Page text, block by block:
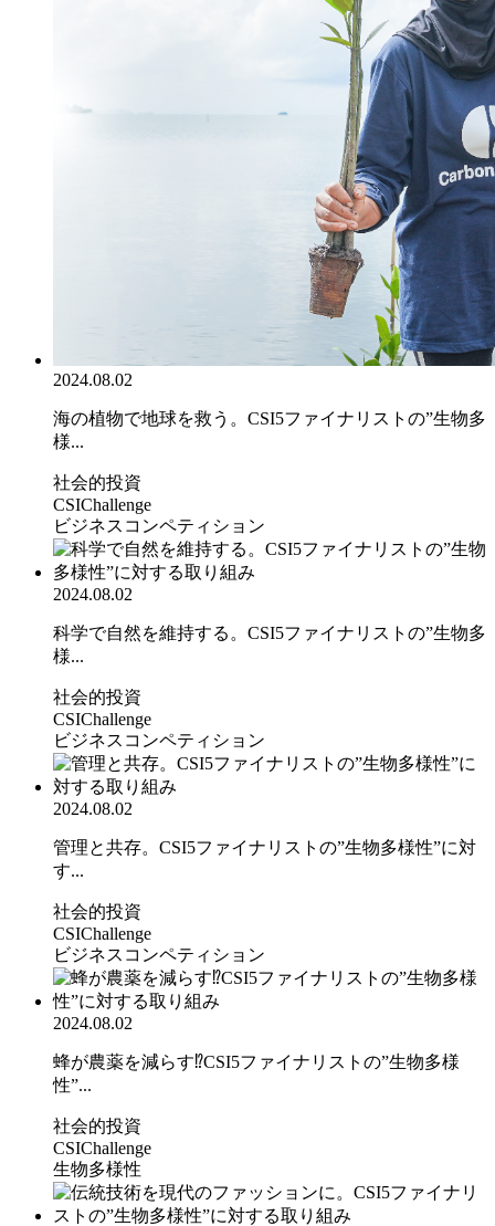
2024.08.02
海の植物で地球を救う。CSI5ファイナリストの”生物多
様...
社会的投資
CSIChallenge
ビジネスコンペティション
2024.08.02
科学で自然を維持する。CSI5ファイナリストの”生物多
様...
社会的投資
CSIChallenge
ビジネスコンペティション
2024.08.02
管理と共存。CSI5ファイナリストの”生物多様性”に対
す...
社会的投資
CSIChallenge
ビジネスコンペティション
2024.08.02
蜂が農薬を減らす⁉CSI5ファイナリストの”生物多様
性”...
社会的投資
CSIChallenge
生物多様性